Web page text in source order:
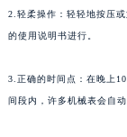
2.轻柔操作：轻轻地按压
的使用说明书进行。
3.正确的时间点：在晚上
间段内，许多机械表会自动